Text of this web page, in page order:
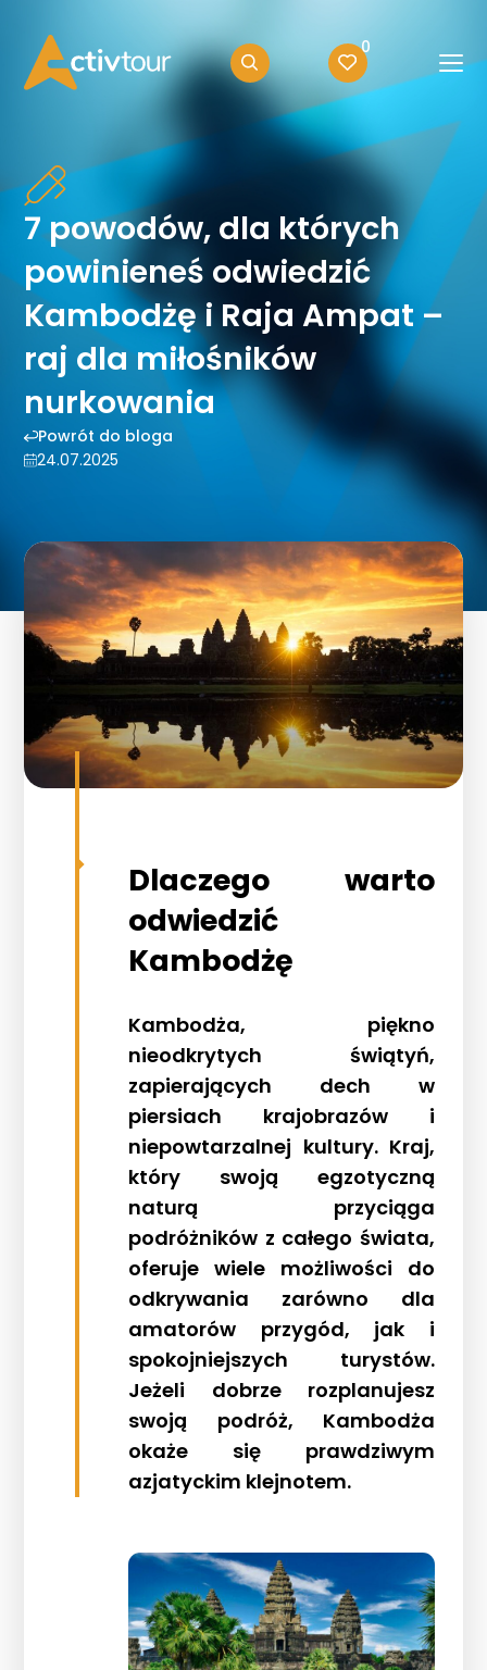
0
7 powodów, dla których
powinieneś odwiedzić
Kambodżę i Raja Ampat –
raj dla miłośników
nurkowania
Powrót do bloga
24.07.2025
Dlaczego warto
odwiedzić
Kambodżę
Kambodża, piękno
nieodkrytych świątyń,
zapierających dech w
piersiach krajobrazów i
niepowtarzalnej kultury. Kraj,
który swoją egzotyczną
naturą przyciąga
podróżników z całego świata,
oferuje wiele możliwości do
odkrywania zarówno dla
amatorów przygód, jak i
spokojniejszych turystów.
Jeżeli dobrze rozplanujesz
swoją podróż, Kambodża
okaże się prawdziwym
azjatyckim klejnotem.